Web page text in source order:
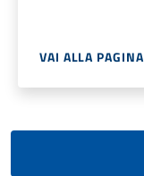
VAI ALLA PAGINA